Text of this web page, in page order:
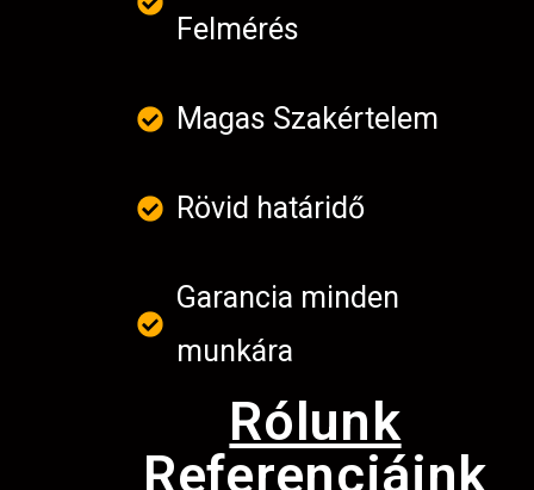
Felmérés
Magas Szakértelem
Rövid határidő
Garancia minden
munkára
Rólunk
Referenciáink